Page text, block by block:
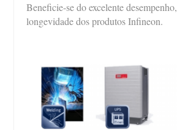
Beneficie-se do excelente
longevidade dos produtos Infineon.